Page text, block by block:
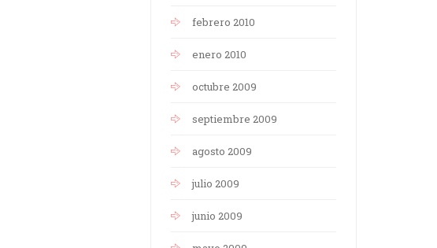
febrero 2010
enero 2010
octubre 2009
septiembre 2009
agosto 2009
julio 2009
junio 2009